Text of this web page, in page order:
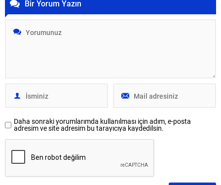
Bir Yorum Yazın
Daha sonraki yorumlarımda kullanılması için adım, e-posta
adresim ve site adresim bu tarayıcıya kaydedilsin.